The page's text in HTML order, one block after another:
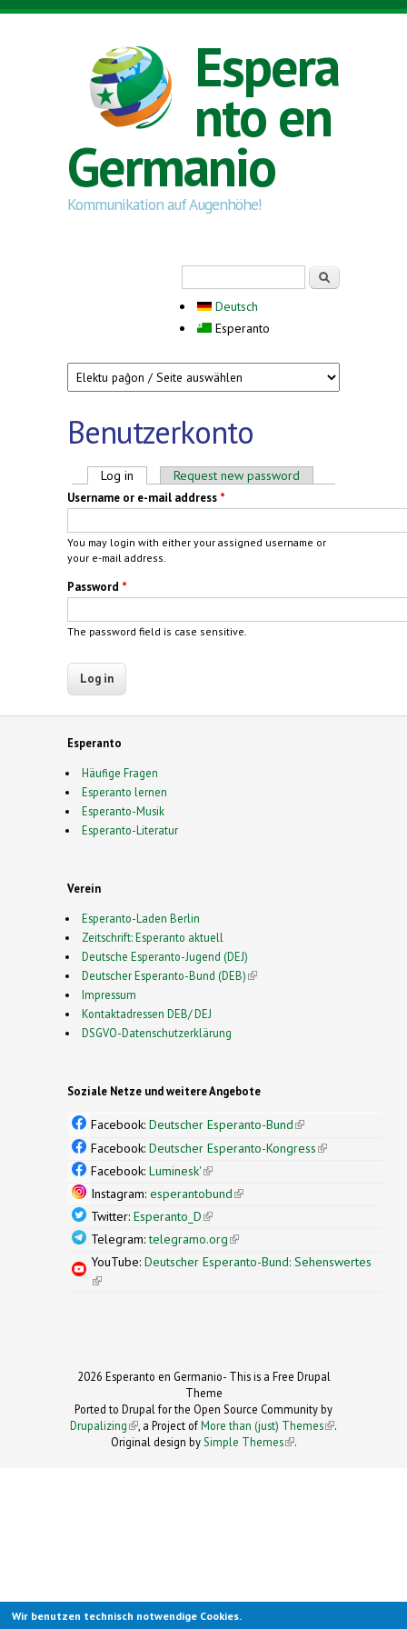
Skip to main content
Espera
nto en
Germanio
Kommunikation auf Augenhöhe!
Deutsch
Esperanto
Benutzerkonto
Primary tabs
Log in (active tab)Request new password
Username or e-mail address *
You may login with either your assigned username or
your e-mail address.
Password *
The password field is case sensitive.
Esperanto
Häufige Fragen
Esperanto lernen
Esperanto-Musik
Esperanto-Literatur
Verein
Esperanto-Laden Berlin
Zeitschrift: Esperanto aktuell
Deutsche Esperanto-Jugend (DEJ)
Deutscher Esperanto-Bund (DEB)(link is external)
Impressum
Kontaktadressen DEB/ DEJ
DSGVO-Datenschutzerklärung
Soziale Netze und weitere Angebote
Facebook: Deutscher Esperanto-Bund(link is
external)
Facebook: Deutscher Esperanto-Kongress(link is
Facebook: Luminesk'(link is external)
Instagram: esperantobund(link is external)
Twitter: Esperanto_D(link is external)
Telegram:telegramo.org(link is external)
YouTube: Deutscher Esperanto-Bund: Sehenswertes
(link is external)
2026 Esperanto en Germanio- This is a Free Drupal
Theme
Ported to Drupal for the Open Source Community by
Drupalizing(link is external)
, a Project ofMore than (just) Themes (link is
.
Original design by Simple Themes
(link is
.
Wir benutzen technisch notwendige Cookies.